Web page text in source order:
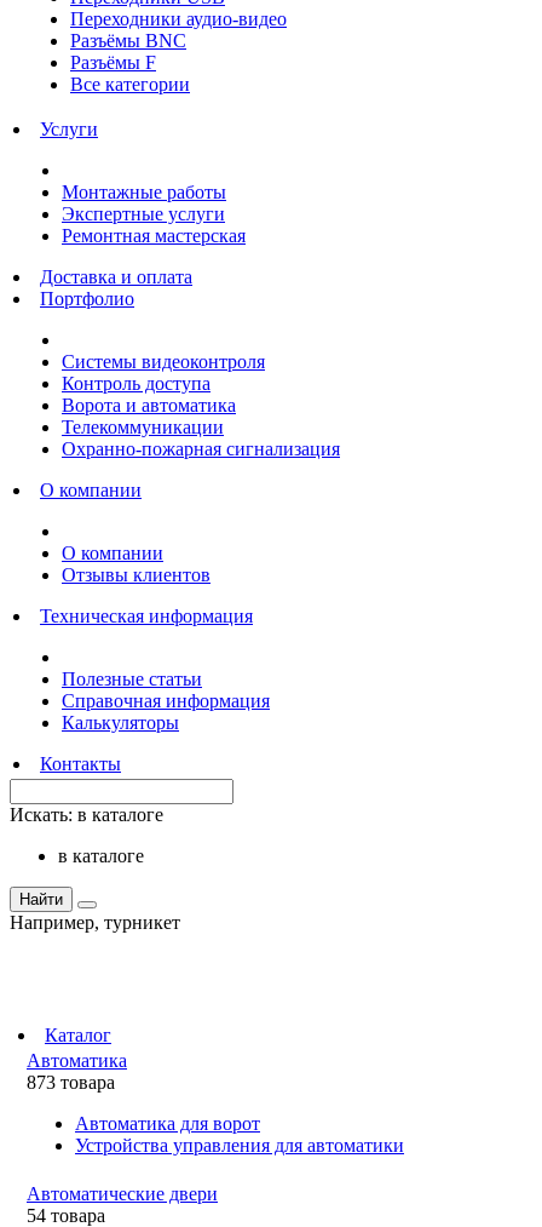
Переходники аудио-видео
Разъёмы BNC
Разъёмы F
Все категории
Услуги
Монтажные работы
Экспертные услуги
Ремонтная мастерская
Доставка и оплата
Портфолио
Системы видеоконтроля
Контроль доступа
Ворота и автоматика
Телекоммуникации
Охранно-пожарная сигнализация
О компании
О компании
Отзывы клиентов
Техническая информация
Полезные статьи
Справочная информация
Калькуляторы
Контакты
Искать: в каталоге
в каталоге
Найти
Например, турникет
Каталог
Автоматика
873 товара
Автоматика для ворот
Устройства управления для автоматики
Автоматические двери
54 товара